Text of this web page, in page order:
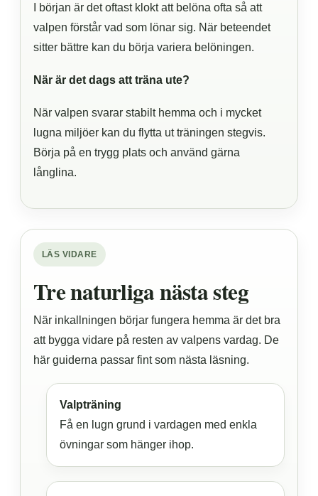
I början är det oftast klokt att belöna ofta så att
valpen förstår vad som lönar sig. När beteendet
sitter bättre kan du börja variera belöningen.
När är det dags att träna ute?
När valpen svarar stabilt hemma och i mycket
lugna miljöer kan du flytta ut träningen stegvis.
Börja på en trygg plats och använd gärna
långlina.
LÄS VIDARE
Tre naturliga nästa steg
När inkallningen börjar fungera hemma är det bra
att bygga vidare på resten av valpens vardag. De
här guiderna passar fint som nästa läsning.
Valpträning
Få en lugn grund i vardagen med enkla
övningar som hänger ihop.